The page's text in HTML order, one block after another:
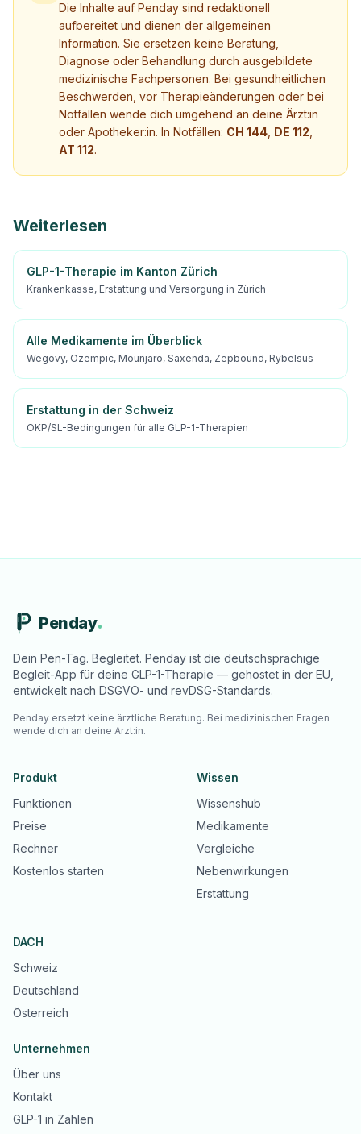
Die Inhalte auf Penday sind redaktionell
aufbereitet und dienen der allgemeinen
Information. Sie ersetzen keine Beratung,
Diagnose oder Behandlung durch ausgebildete
medizinische Fachpersonen. Bei gesundheitlichen
Beschwerden, vor Therapieänderungen oder bei
Notfällen wende dich umgehend an deine Ärzt:in
oder Apotheker:in. In Notfällen: CH 144 DE 112
AT 112.
Weiterlesen
GLP-1-Therapie im Kanton Zürich
Krankenkasse, Erstattung und Versorgung in Zürich
Alle Medikamente im Überblick
Wegovy, Ozempic, Mounjaro, Saxenda, Zepbound, Rybelsus
Erstattung in der Schweiz
OKP/SL-Bedingungen für alle GLP-1-Therapien
Penday
Dein Pen-Tag. Begleitet. Penday ist die deutschsprachige
Begleit-App für deine GLP-1-Therapie — gehostet in der EU,
entwickelt nach DSGVO- und revDSG-Standards.
Penday ersetzt keine ärztliche Beratung. Bei medizinischen Fragen
wende dich an deine Ärzt:in.
Produkt
Funktionen
Preise
Rechner
Kostenlos starten
Wissen
Wissenshub
Medikamente
Vergleiche
Nebenwirkungen
Erstattung
DACH
Schweiz
Deutschland
Österreich
Unternehmen
Über uns
Kontakt
GLP-1 in Zahlen